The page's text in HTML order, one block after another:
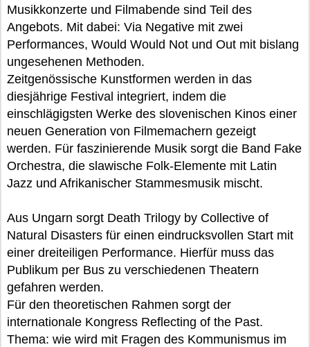
Musikkonzerte und Filmabende sind Teil des
Angebots. Mit dabei: Via Negative mit zwei
Performances, Would Would Not und Out mit bislang
ungesehenen Methoden.
Zeitgenössische Kunstformen werden in das
diesjährige Festival integriert, indem die
einschlägigsten Werke des slovenischen Kinos einer
neuen Generation von Filmemachern gezeigt
werden. Für faszinierende Musik sorgt die Band Fake
Orchestra, die slawische Folk-Elemente mit Latin
Jazz und Afrikanischer Stammesmusik mischt.
Aus Ungarn sorgt Death Trilogy by Collective of
Natural Disasters für einen eindrucksvollen Start mit
einer dreiteiligen Performance. Hierfür muss das
Publikum per Bus zu verschiedenen Theatern
gefahren werden.
Für den theoretischen Rahmen sorgt der
internationale Kongress Reflecting of the Past.
Thema: wie wird mit Fragen des Kommunismus im